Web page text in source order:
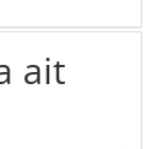
ait